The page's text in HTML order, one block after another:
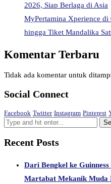
2026, Siap Berlaga di Asia
MyPertamina Xperience
hingga Tiket Mandalika
Komentar Terbaru
Tidak ada komentar untuk
Social Connect
Facebook Twitter Instagram Pinterest
Recent Posts
Dari Bengkel ke
Martabat Mekanik Muda